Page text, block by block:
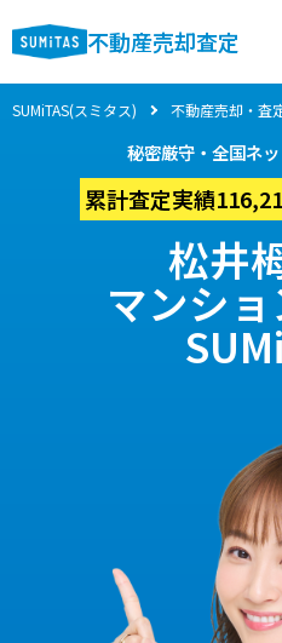
不動産売却査定
SUMiTAS(スミタス) 不動産売却・査
秘密厳守・全国ネ
累計査定実績
松井
マンシ